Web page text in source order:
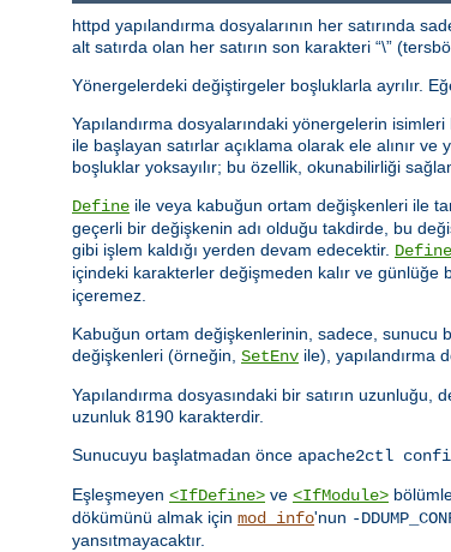
httpd yapılandırma dosyalarının her satırında
alt satırda olan her satırın son karakteri “\”
Yönergelerdeki değiştirgeler boşluklarla ayrılır.
Yapılandırma dosyalarındaki yönergelerin
ile başlayan satırlar açıklama olarak ele alınır
boşluklar yoksayılır; bu özellik, okunabilirliği
Define ile veya kabuğun ortam değişkenleri ile
geçerli bir değişkenin adı olduğu takdirde, bu
gibi işlem kaldığı yerden devam edecektir. Define
içindeki karakterler değişmeden kalır ve günlüğe
içeremez.
Kabuğun ortam değişkenlerinin, sadece, sunucu
değişkenleri (örneğin, SetEnv ile), yapılandırma
Yapılandırma dosyasındaki bir satırın
uzunluk 8190 karakterdir.
Sunucuyu başlatmadan önce apache2ctl
Eşleşmeyen <IfDefine> ve <IfModule>
dökümünü almak için mod_info'nun -
yansıtmayacaktır.